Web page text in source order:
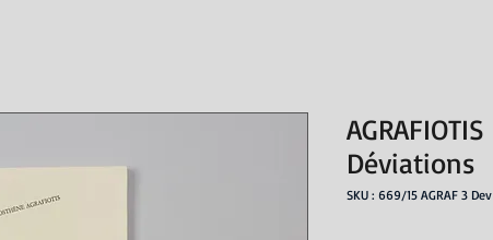
Déviations
SKU : 669/15 AGRAF 3 Dev